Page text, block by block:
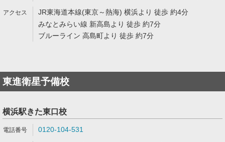
JR東海道本線(東京～熱海) 横浜より 徒歩 約4分
みなとみらい線 新高島より 徒歩 約7分
ブルーライン 高島町より 徒歩 約7分
東進衛星予備校
横浜駅きた東口校
0120-104-531